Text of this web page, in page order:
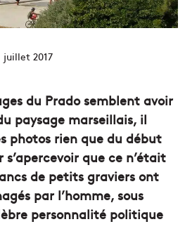
juillet 2017
du Prado semblent avoir
paysage marseillais, il
photos rien que du début
s’apercevoir que ce n’était
de petits graviers ont
par l’homme, sous
personnalité politique